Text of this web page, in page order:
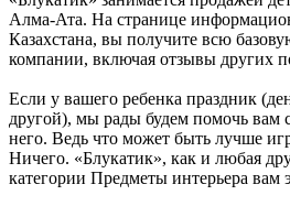
Алма-Ата. На странице
Казахстана, вы получите всю
компании, включая отзывы других
Если у вашего ребенка праздник
другой), мы рады будем помочь вам
него. Ведь что может быть лучше
Ничего. «Блукатик», как и любая
категории Предметы интерьера вам